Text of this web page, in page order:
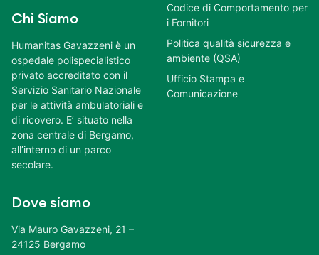
Chi Siamo
Humanitas Gavazzeni è un
ospedale polispecialistico
privato accreditato con il
Servizio Sanitario Nazionale
per le attività ambulatoriali e
di ricovero. E’ situato nella
zona centrale di Bergamo,
all’interno di un parco
secolare.
Dove siamo
Via Mauro Gavazzeni, 21 –
24125 Bergamo
Codice di Comportamento per
i Fornitori
Politica qualità sicurezza e
ambiente (QSA)
Ufficio Stampa e
Comunicazione